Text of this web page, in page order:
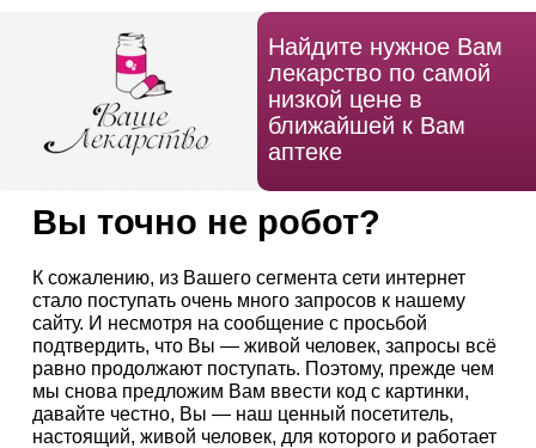
Найдите нужное Вам
лекарство по самой
низкой цене в
ближайшей к Вам
аптеке
Вы точно не робот?
К сожалению, из Вашего сегмента сети интернет
стало поступать очень много запросов к нашему
сайту. И несмотря на сообщение с просьбой
подтвердить, что Вы — живой человек, запросы всё
равно продолжают поступать. Поэтому, прежде чем
мы снова предложим Вам ввести код с картинки,
давайте честно, Вы — наш ценный посетитель,
настоящий, живой человек, для которого и работает